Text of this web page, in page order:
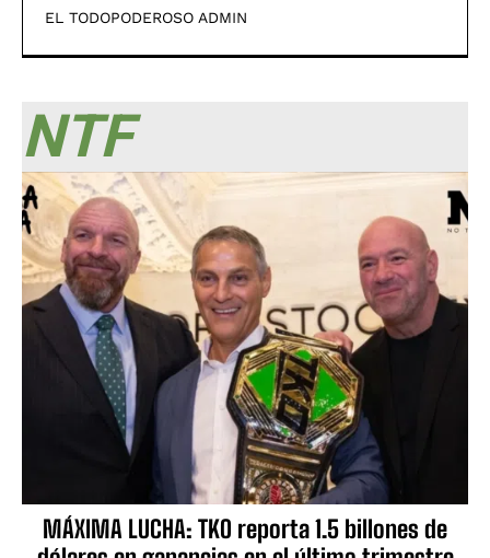
EL TODOPODEROSO ADMIN
NTF
MÁXIMA LUCHA: TKO reporta 1.5 billones de